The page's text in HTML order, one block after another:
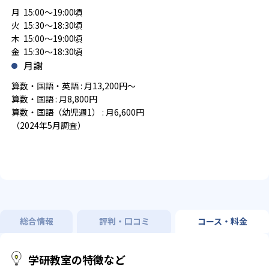
月 15:00～19:00頃
火 15:30～18:30頃
木 15:00～19:00頃
金 15:30～18:30頃
月謝
算数・国語・英語 : 月13,200円～
算数・国語 : 月8,800円
算数・国語（幼児週1） : 月6,600円
（2024年5月調査）
総合情報 評判・口コミ コース・料金
学研教室の特徴など